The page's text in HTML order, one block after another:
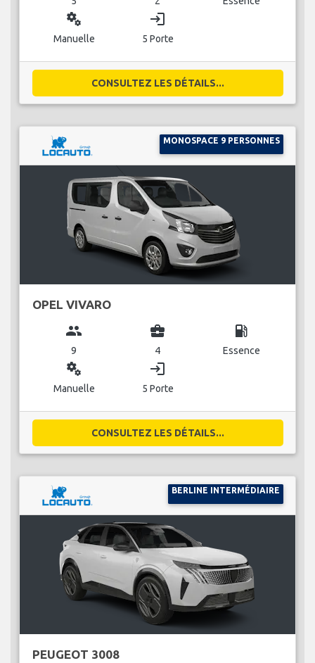
miscellaneous_services
Manuelle
login
5 Porte
CONSULTEZ LES DÉTAILS...
MONOSPACE 9 PERSONNES
OPEL VIVARO
group
9
business_center
4
local_gas_station
Essence
miscellaneous_services
Manuelle
login
5 Porte
CONSULTEZ LES DÉTAILS...
BERLINE INTERMÉDIAIRE
PEUGEOT 3008